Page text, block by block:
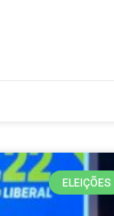
ELEIÇÕES